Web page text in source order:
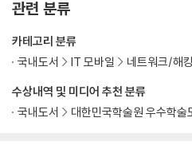
____SHA-1에 대한 참고와 예제
__인증과 디지털 서명
____RSA 디지털 서명
____블라인드 서명
__요약
관련 분류
수상내역 및 미디어 추천 분류
국내도서
대한민국학술원 우수학술
카테고리 분류
국내도서
IT 모바일 네트워크/해